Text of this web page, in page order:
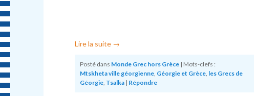
Lire la suite →
Posté dans Monde Grec hors Grèce | Mots-clefs :
Mtskheta ville géorgienne, Géorgie et Grèce, les Grecs de
Géorgie, Tsalka | Répondre